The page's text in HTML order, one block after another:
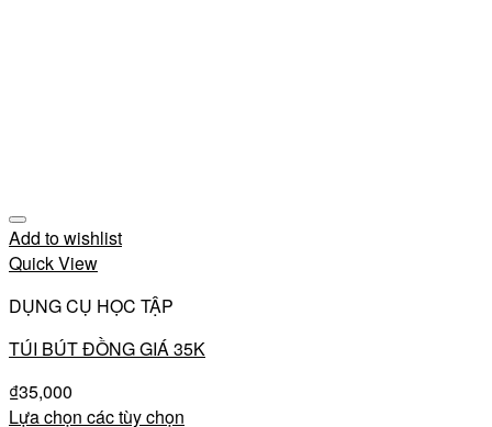
Add to wishlist
Quick View
DỤNG CỤ HỌC TẬP
TÚI BÚT ĐỒNG GIÁ 35K
₫35,000
Lựa chọn các tùy chọn